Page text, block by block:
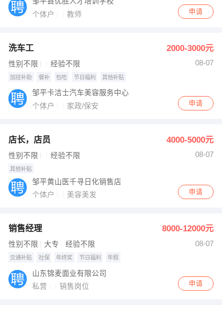
个体户
教师 申请
洗车工 2000-3000元
性别不限 经验不限 08-07
加班补助 餐补 包吃 节日福利 其他补贴
邹平卡洁士汽车美容服务中心
个体户
家政/保安 申请
店长，店员 4000-5000元
性别不限 经验不限 08-07
其他补贴
邹平黄山医千寻日化销售店
个体户
美容美发 申请
销售经理 8000-12000元
性别不限 大专 经验不限 08-07
交通补贴 社保 年终奖 节日福利 年假
山东锦麦面业有限公司
私营
销售岗位 申请